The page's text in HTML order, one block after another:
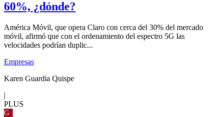
60%, ¿dónde?
América Móvil, que opera Claro con cerca del 30% del mercado
móvil, afirmó que con el ordenamiento del espectro 5G las
velocidades podrían duplic...
Empresas
Karen Guardia Quispe
|
PLUS
G